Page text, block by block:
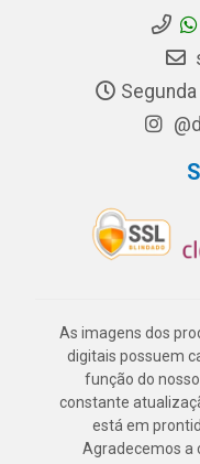
As imagens dos
digitais possuem
função do
constante
está em
Agradecemos a